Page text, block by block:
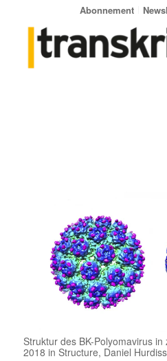
Abonnement
Struktur des BK-Polyomavirus
2018 in Structure, Daniel